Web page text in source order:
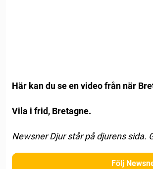
Här kan du se en video från när
Vila i frid, Bretagne.
Newsner Djur står på djurens sida.
Följ